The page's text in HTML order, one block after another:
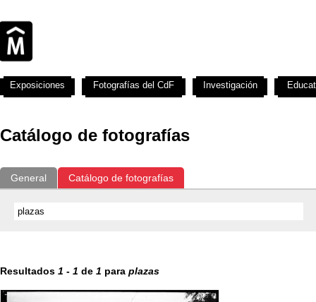
Catálogo de fotografías
General Catálogo de fotografías
Resultados 1 - 1 de 1 para plazas
Exposiciones Fotografías del CdF Investigación